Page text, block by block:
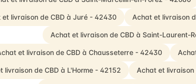
et livraison de CBD à Juré - 42430 Achat et livraison
Achat et livraison de CBD à Saint-Laurent-
et livraison de CBD à Chausseterre - 42430
livraison de CBD à L'Horme - 42152 Achat et